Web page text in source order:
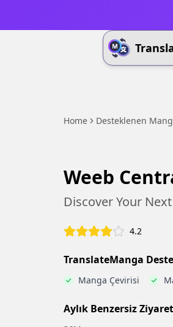
Home Desteklenen
Weeb
Discover Your
4.2
TranslateManga
Manga Çevirisi
Aylık Benzersiz